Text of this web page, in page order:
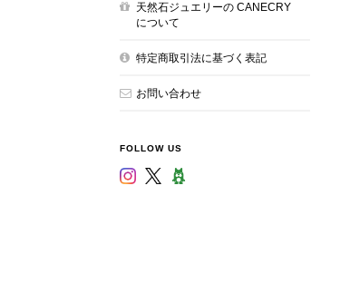
天然石ジュエリーの CANECRY
について
特定商取引法に基づく表記
お問い合わせ
FOLLOW US